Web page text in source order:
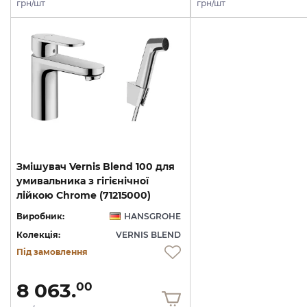
грн/шт грн/шт
Змішувач Vernis Blend 100 для
умивальника з гігієнічної
лійкою Chrome (71215000)
Виробник:
HANSGROHE
Колекція:
VERNIS BLEND
Під замовлення
8 063.00